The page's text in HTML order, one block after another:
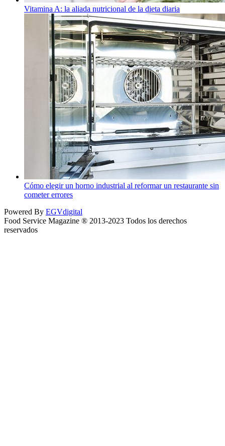
Vitamina A: la aliada nutricional de la dieta diaria
Cómo elegir un horno industrial al reformar un restaurante sin
cometer errores
Powered By EGVdigital
Food Service Magazine ® 2013-2023 Todos los derechos
reservados